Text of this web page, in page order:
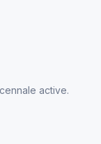
active.